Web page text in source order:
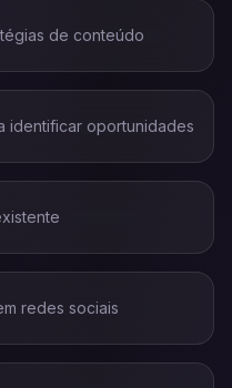
de conteúdo
identificar oportunidades
redes sociais